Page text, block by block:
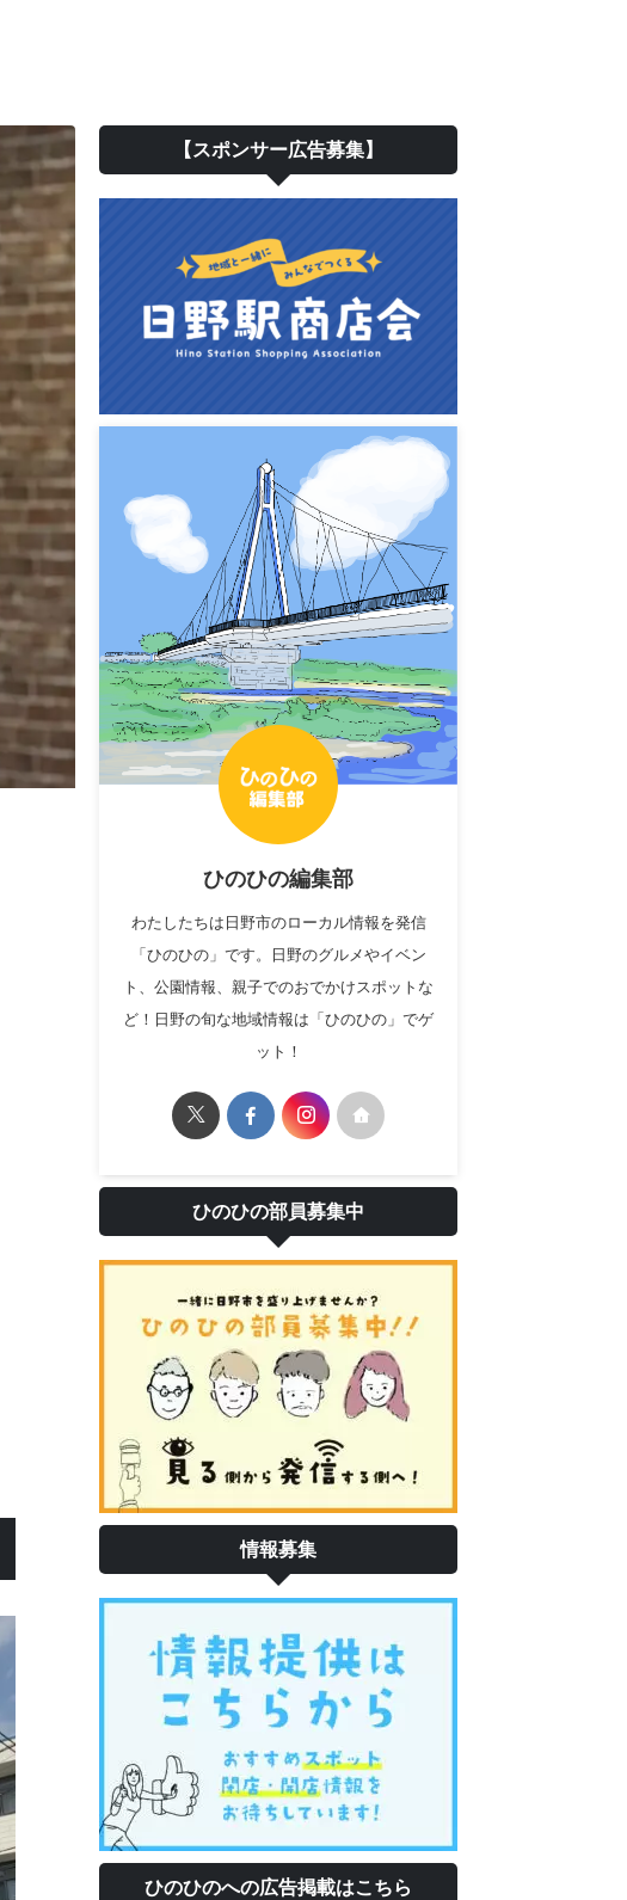
【スポンサー広告募集】
ひのひの編集部
わたしたちは日野市のローカル情報を発信
「ひのひの」です。日野のグルメやイベン
ト、公園情報、親子でのおでかけスポットな
ど！日野の旬な地域情報は「ひのひの」でゲ
ット！
ひのひの部員募集中
情報募集
ひのひのへの広告掲載はこちら